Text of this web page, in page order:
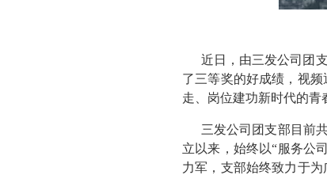
近日，由三发公司团
了三等奖的好成绩，视
走、岗位建功新时代的青
三发公司团支部目前
立以来，始终以“服务公
力军，支部始终致力于